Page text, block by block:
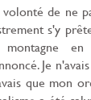
de ne
s'y
Je
que mon